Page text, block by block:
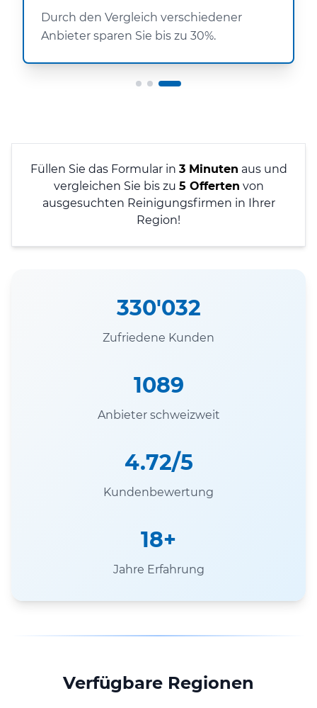
Durch den Vergleich verschiedener
Anbieter sparen Sie bis zu 30%.
Füllen Sie das Formular in 3 Minuten aus und
vergleichen Sie bis zu 5 Offerten von
ausgesuchten Reinigungsfirmen in Ihrer
Region!
330'032
Zufriedene Kunden
1089
Anbieter schweizweit
4.72/5
Kundenbewertung
18+
Jahre Erfahrung
Verfügbare Regionen